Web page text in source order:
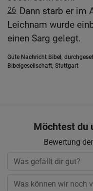
26 Dann starb er im
Leichnam wurde
einen Sarg gelegt.
Gute Nachricht Bibel,
Bibelgesellschaft, Stuttgart
Möchtest du
Bewertung